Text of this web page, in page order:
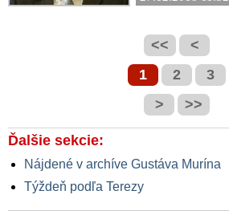
<<
<
1
2
3
>
>>
Ďalšie sekcie:
Nájdené v archíve Gustáva Murína
Týždeň podľa Terezy